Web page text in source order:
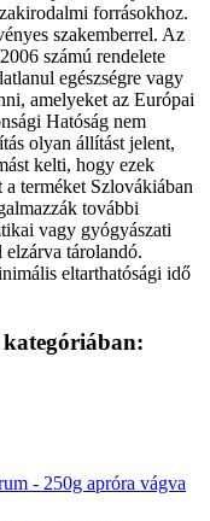
forrásokhoz.
szakemberrel. Az
számú rendelete
egészségre vagy
amelyeket az Európai
Hatóság nem
olyan állítást jelent,
kelti, hogy ezek
a terméket Szlovákiában
további
vagy gyógyászati
elzárva tárolandó.
eltarthatósági idő